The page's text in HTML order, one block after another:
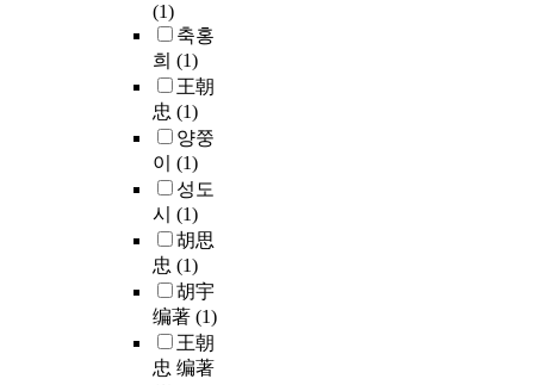
(1)
축홍
희 (1)
王朝
忠 (1)
양쭝
이 (1)
성도
시 (1)
胡思
忠 (1)
胡宇
编著 (1)
王朝
忠 编著